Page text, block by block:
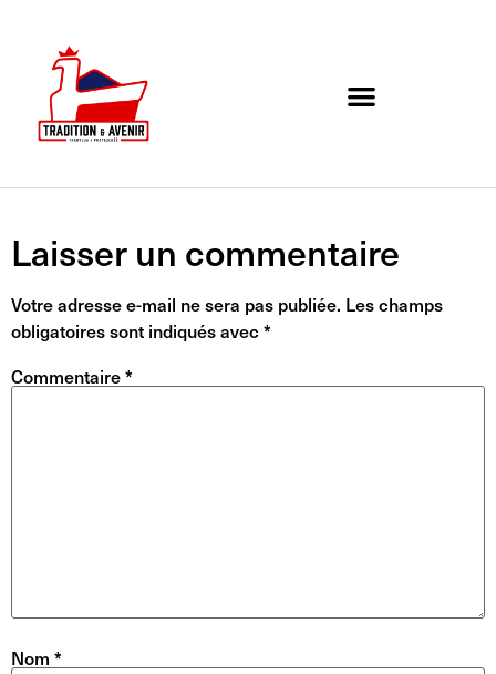
Laisser un commentaire
Votre adresse e-mail ne sera pas publiée. Les champs
obligatoires sont indiqués avec *
Commentaire*
Nom *